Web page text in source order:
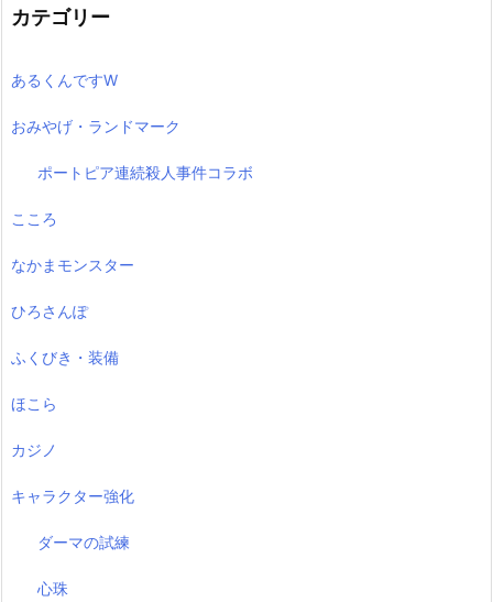
カテゴリー
あるくんですW
おみやげ・ランドマーク
ポートピア連続殺人事件コラボ
こころ
なかまモンスター
ひろさんぽ
ふくびき・装備
ほこら
カジノ
キャラクター強化
ダーマの試練
心珠